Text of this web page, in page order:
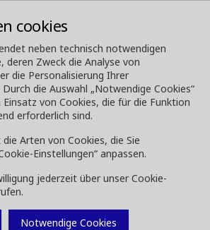
cookies
neben technisch notwendigen
deren Zweck die Analyse von
die Personalisierung Ihrer
die Auswahl „Notwendige Cookies“
Einsatz von Cookies, die für die Funktion
erforderlich sind.
Arten von Cookies, die Sie
Einstellungen“ anpassen.
jederzeit über unser Cookie-
Notwendige Cookies
Bilder, Videos,
und andere Medien herunter.
nach Typ oder Kategorie unten